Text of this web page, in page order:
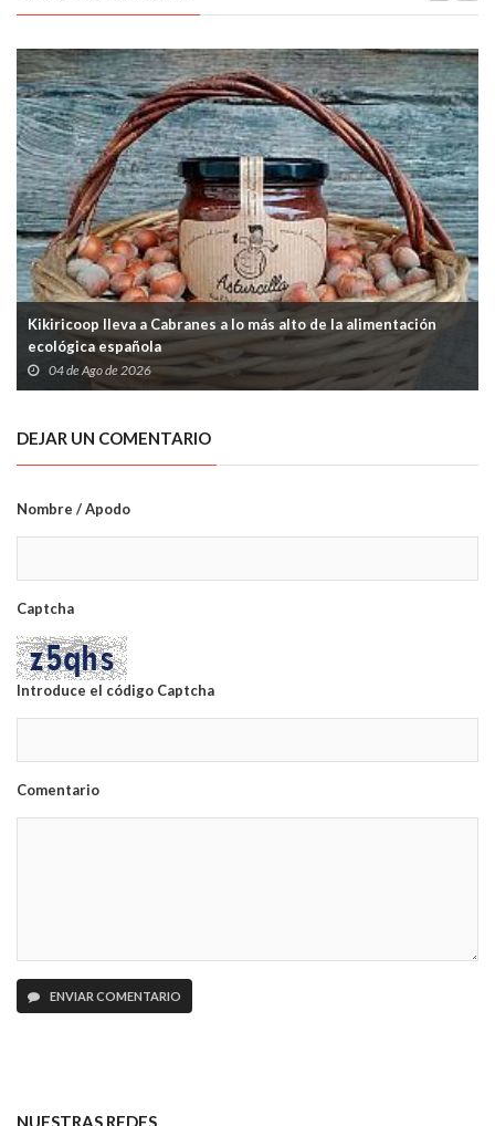
Kikiricoop lleva a Cabranes a lo más alto de la alimentación
ecológica española
04 de Ago de 2026
DEJAR UN COMENTARIO
Nombre / Apodo
Captcha
Introduce el código Captcha
Comentario
ENVIAR COMENTARIO